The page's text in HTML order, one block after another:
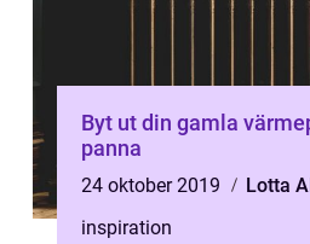
Byt ut din gamla
panna
24 oktober 2019
Lotta
inspiration